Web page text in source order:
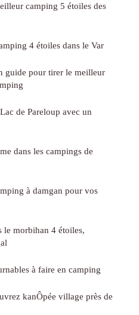
camping 5 étoiles des
4 étoiles dans le Var
guide pour tirer le meilleur
de Pareloup avec un
dans les campings de
à damgan pour vos
le morbihan 4 étoiles,
à faire en camping
kanÔpée village près de